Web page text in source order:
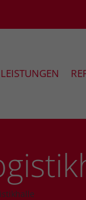
LEISTUNGEN